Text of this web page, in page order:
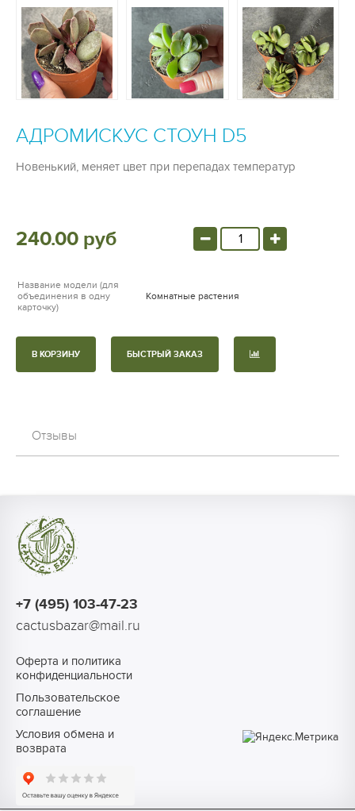
АДРОМИСКУС СТОУН D5
Новенький, меняет цвет при перепадах температур
240.00 руб
Название модели (для
объединения в одну
карточку)
Комнатные растения
В КОРЗИНУ БЫСТРЫЙ ЗАКАЗ
Отзывы
+7 (495) 103-47-23
cactusbazar@mail.ru
Оферта и политика
конфиденциальности
Пользовательское
соглашение
Условия обмена и
возврата